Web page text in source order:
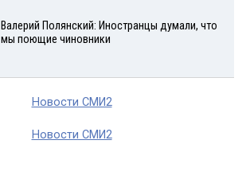
Валерий Полянский: Иностранцы думали, что
мы поющие чиновники
Новости СМИ2
Новости СМИ2